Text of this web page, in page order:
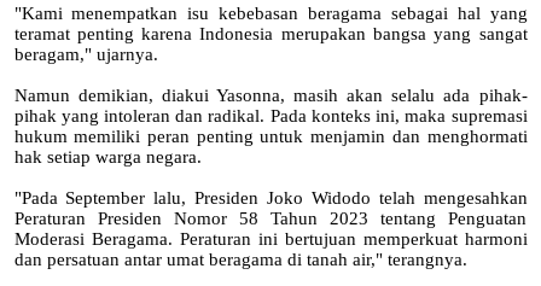
"Kami menempatkan isu kebebasan beragama sebagai hal yang
teramat penting karena Indonesia merupakan bangsa yang sangat
beragam," ujarnya.
Namun demikian, diakui Yasonna, masih akan selalu ada pihak-
pihak yang intoleran dan radikal. Pada konteks ini, maka supremasi
hukum memiliki peran penting untuk menjamin dan menghormati
hak setiap warga negara.
"Pada September lalu, Presiden Joko Widodo telah mengesahkan
Peraturan Presiden Nomor 58 Tahun 2023 tentang Penguatan
Moderasi Beragama. Peraturan ini bertujuan memperkuat harmoni
dan persatuan antar umat beragama di tanah air," terangnya.